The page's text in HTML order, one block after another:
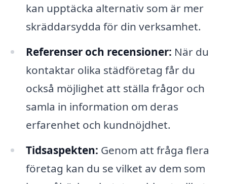
kan upptäcka alternativ som är mer
skräddarsydda för din verksamhet.
Referenser och recensioner: När du
kontaktar olika städföretag får du
också möjlighet att ställa frågor och
samla in information om deras
erfarenhet och kundnöjdhet.
Tidsaspekten: Genom att fråga flera
företag kan du se vilket av dem som